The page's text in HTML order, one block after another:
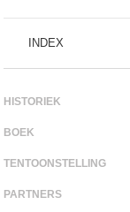
INDEX
HISTORIEK
BOEK
TENTOONSTELLING
PARTNERS